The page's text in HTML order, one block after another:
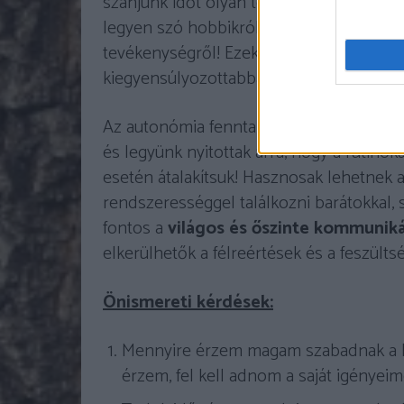
legyen szó hobbikról, testmozgásról,
tevékenységről! Ezek a szokások
kiegyensúlyozottabbak legyünk a
Az autonómia fenntartása
és legyünk nyitottak arra, hogy a
esetén átalakítsuk! Hasznosak lehetnek a
rendszerességgel találkozni
fontos avilágos és őszinte
elkerülhetők a félreértések és a
Önismereti kérdések:
Mennyire érzem magam szabadnak
érzem, fel kell adnom a saját